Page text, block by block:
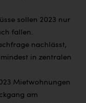
sollen 2023 nur
fallen.
nachlässt,
in zentralen
Mietwohnungen
am